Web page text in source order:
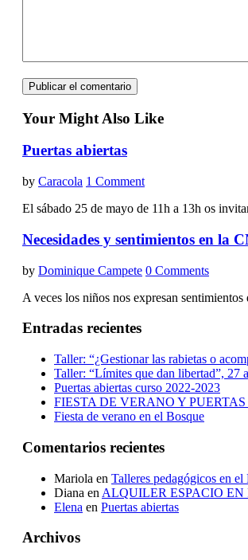
Your Might Also Like
Puertas abiertas
by Caracola 1 Comment
El sábado 25 de mayo de 11h a 13h os
Necesidades y sentimientos en la
by Dominique Campete 0 Comments
A veces los niños nos expresan
Entradas recientes
Taller: “¿Gestionar las rabietas o
Taller: “Límites que dan libertad”, 27
Puertas abiertas curso 2022-2023
FIESTA DE VERANO Y
Fiesta de verano en el Bosque
Comentarios recientes
Mariola en Talleres pedagógicos en
Diana en ALQUILER ESPACIO EN
Elena en Puertas abiertas
Archivos